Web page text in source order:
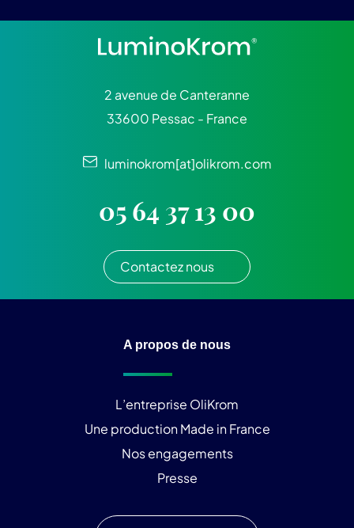
2 avenue de Canteranne
33600 Pessac - France
luminokrom[at]olikrom.com
05 64 37 13 00
Contactez nous
A propos de nous
L’entreprise OliKrom
Une production Made in France
Nos engagements
Presse